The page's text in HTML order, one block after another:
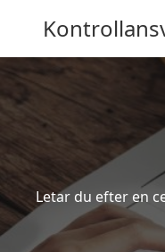
Letar du efter en